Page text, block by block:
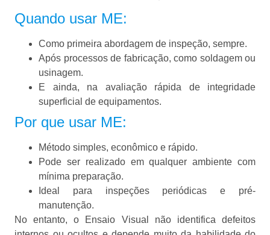
Quando usar ME:
Como primeira abordagem de inspeção, sempre.
Após processos de fabricação, como soldagem ou
usinagem.
E ainda, na avaliação rápida de integridade
superficial de equipamentos.
Por que usar ME:
Método simples, econômico e rápido.
Pode ser realizado em qualquer ambiente com
mínima preparação.
Ideal para inspeções periódicas e pré-
manutenção.
No entanto, o Ensaio Visual não identifica defeitos